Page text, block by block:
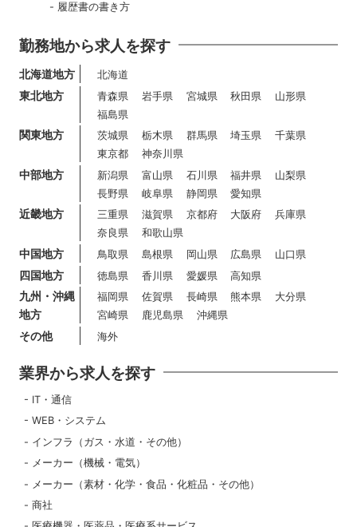
履歴書の書き方
勤務地から求人を探す
北海道地方 北海道
東北地方 青森県 岩手県 宮城県 秋田県
山形県
福島県
関東地方 茨城県 栃木県 群馬県 埼玉県
千葉県
東京都
神奈川県
中部地方 新潟県 富山県 石川県 福井県
山梨県
長野県
岐阜県 静岡県 愛知県
近畿地方 三重県 滋賀県 京都府 大阪府
兵庫県
奈良県
和歌山県
中国地方 鳥取県 島根県 岡山県 広島県 山口県
四国地方 徳島県 香川県 愛媛県 高知県
九州・沖縄
地方
福岡県 佐賀県 長崎県 熊本県
大分県
宮崎県
鹿児島県 沖縄県
その他 海外
業界から求人を探す
IT・通信
WEB・システム
インフラ（ガス・水道・その他）
メーカー（機械・電気）
メーカー（素材・化学・食品・化粧品・その他）
商社